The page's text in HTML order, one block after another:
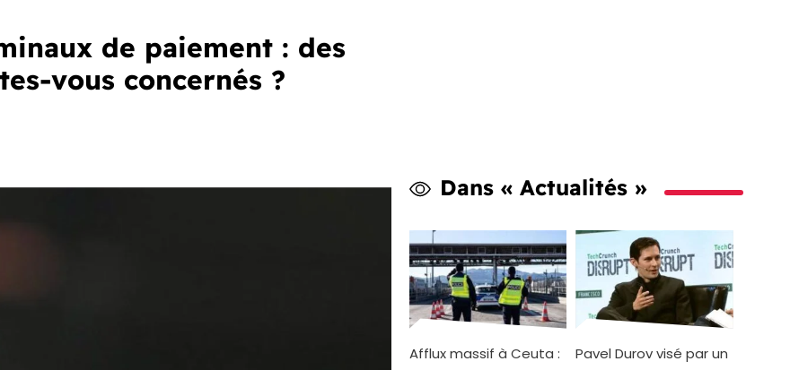
de paiement : des
vous concernés ?
Dans « Actualités »
Afflux massif à Ceuta :
Pavel Durov visé par un